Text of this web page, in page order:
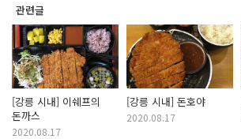
관련글
[강릉 시내] 이쉐프의
돈까스
2020.08.17
[강릉 시내] 돈호야
2020.08.17